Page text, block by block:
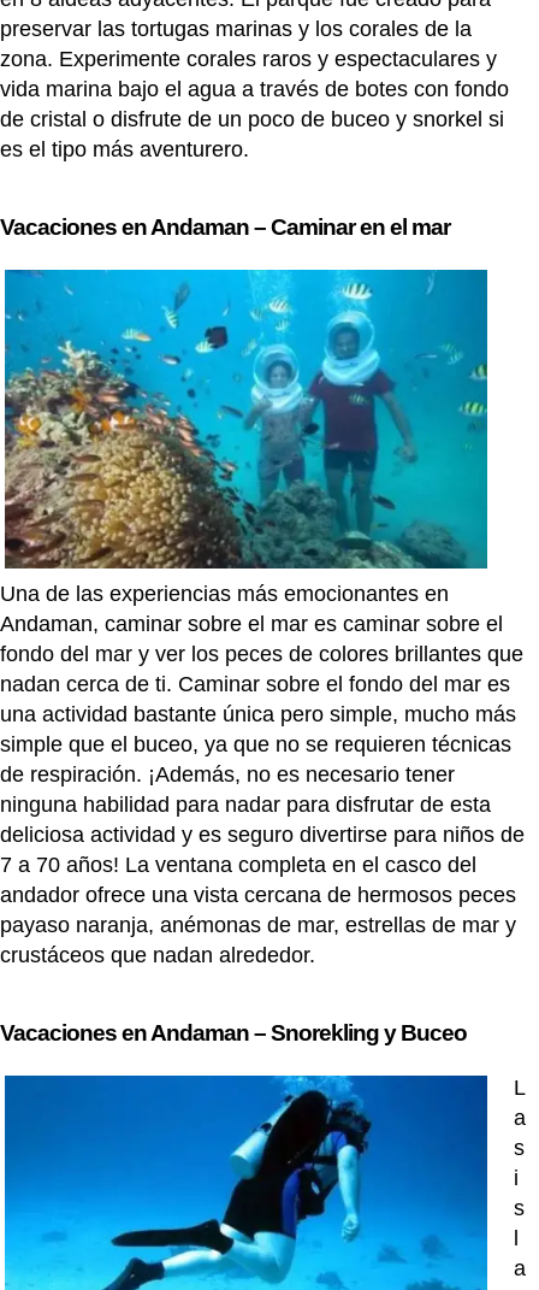
preservar las tortugas marinas y los corales de la
zona. Experimente corales raros y espectaculares y
vida marina bajo el agua a través de botes con fondo
de cristal o disfrute de un poco de buceo y snorkel si
es el tipo más aventurero.
Vacaciones en Andaman – Caminar en el mar
Una de las experiencias más emocionantes en
Andaman, caminar sobre el mar es caminar sobre el
fondo del mar y ver los peces de colores brillantes que
nadan cerca de ti. Caminar sobre el fondo del mar es
una actividad bastante única pero simple, mucho más
simple que el buceo, ya que no se requieren técnicas
de respiración. ¡Además, no es necesario tener
ninguna habilidad para nadar para disfrutar de esta
deliciosa actividad y es seguro divertirse para niños de
7 a 70 años! La ventana completa en el casco del
andador ofrece una vista cercana de hermosos peces
payaso naranja, anémonas de mar, estrellas de mar y
crustáceos que nadan alrededor.
Vacaciones en Andaman – Snorekling y Buceo
L
a
s
i
s
l
a